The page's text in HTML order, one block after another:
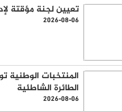
تعيين لجنة مؤقتة
2026-08-06
المنتخبات الوطنية
الطائرة الشاطئية
2026-08-06